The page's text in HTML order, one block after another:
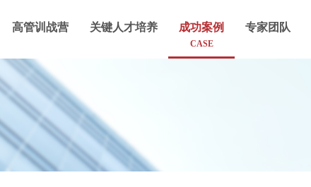
高管训战营 关键人才培养 成功案例
CASE
专家团队